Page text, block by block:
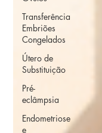
Transferência
Embriões
Congelados
Útero de
Substituição
Pré-
eclâmpsia
Endometriose
e